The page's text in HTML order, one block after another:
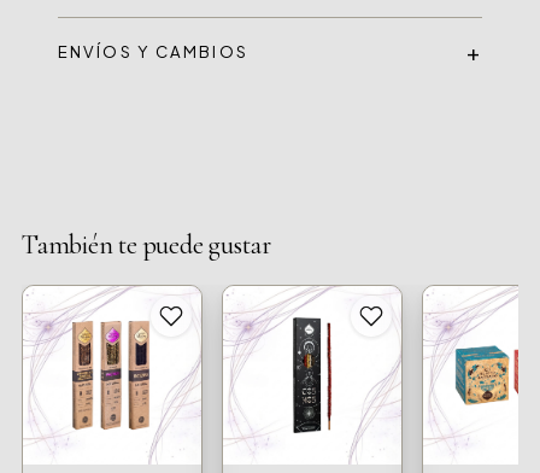
ENVÍOS Y CAMBIOS
También te puede gustar